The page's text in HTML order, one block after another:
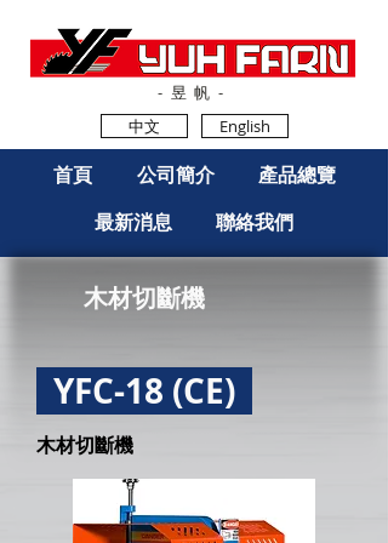
-昱帆-
中文
English
首頁 公司簡介
產品總覽
最新消息
聯絡我們
木材切斷機
YFC-18 (CE)
木材切斷機